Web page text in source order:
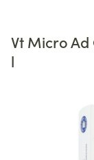
Vt Micro
l